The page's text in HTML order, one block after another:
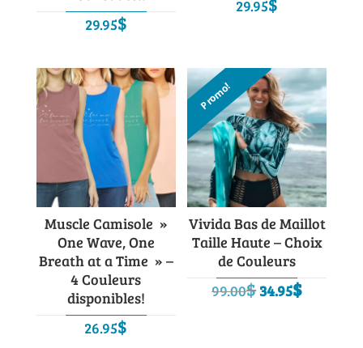
29.95$
29.95
Muscle Camisole »
One Wave, One
Breath at a Time » –
4 Couleurs
disponibles!
26.95$
Promo!
Vivida Bas de Maillot
Taille Haute – Choix
de Couleurs
99.00$Le
34.95$Le